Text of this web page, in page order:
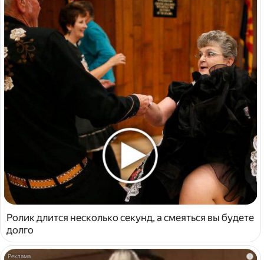
Ролик длится несколько секунд, а смеяться вы будете
долго
i